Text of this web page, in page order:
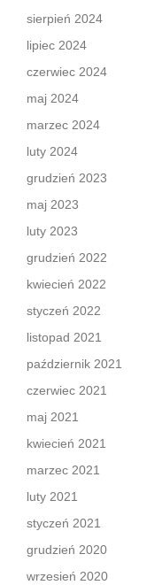
sierpień 2024
lipiec 2024
czerwiec 2024
maj 2024
marzec 2024
luty 2024
grudzień 2023
maj 2023
luty 2023
grudzień 2022
kwiecień 2022
styczeń 2022
listopad 2021
październik 2021
czerwiec 2021
maj 2021
kwiecień 2021
marzec 2021
luty 2021
styczeń 2021
grudzień 2020
wrzesień 2020